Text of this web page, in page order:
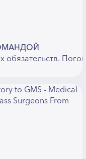
обязательств.